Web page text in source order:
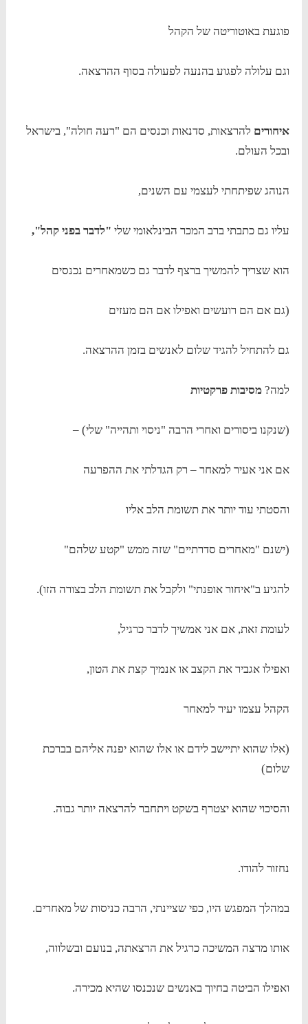
פוגעת באוטוריטה של הקהל
וגם עלולה לפגוע בהנעה לפעולה בסוף ההרצאה.
איחורים להרצאות, סדנאות וכנסים הם "רעה חולה", בישראל
ובכל העולם.
הנוהג שפיתחתי לעצמי עם השנים,
עליו גם כתבתי ברב המכר הבינלאומי שלי "לדבר בפני קהל",
הוא שצריך להמשיך ברצף לדבר גם כשמאחרים נכנסים
(גם אם הם רועשים ואפילו אם הם מעזים
גם להתחיל להגיד שלום לאנשים בזמן ההרצאה.
למה?מסיבות פרקטיות
(שנקנו ביסורים ואחרי הרבה "ניסוי ותהייה" שלי) –
אם אני אעיר למאחר – רק הגדלתי את ההפרעה
והסטתי עוד יותר את תשומת הלב אליו
(ישנם "מאחרים סדרתיים" שזה ממש "קטע שלהם"
להגיע ב"איחור אופנתי" ולקבל את תשומת הלב בצורה הזו).
לעומת זאת, אם אני אמשיך לדבר כרגיל,
ואפילו אגביר את הקצב או אנמיך קצת את הטון,
הקהל עצמו יעיר למאחר
(אלו שהוא יתיישב לידם או אלו שהוא יפנה אליהם בברכת
שלום)
והסיכוי שהוא יצטרף בשקט ויתחבר להרצאה יותר גבוה.
נחזור להודו.
במהלך המפגש היו, כפי שציינתי, הרבה כניסות של מאחרים.
אותו מרצה המשיכה כרגיל את הרצאתה, בנועם ובשלווה,
ואפילו הביטה בחיוך באנשים שנכנסו שהיא מכירה.